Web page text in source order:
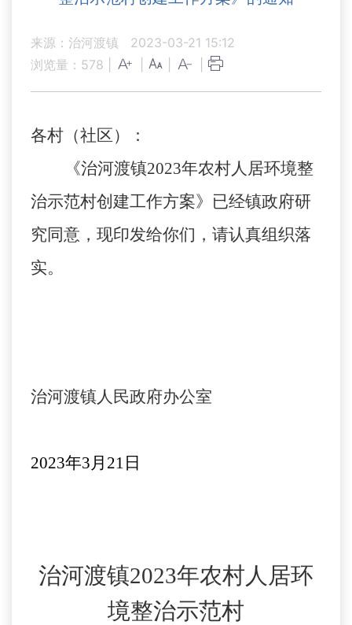
来源：治河渡镇
2023-03-21 15:12
浏览量： 578
各村（社区）：
《治河渡镇2023年农村人居环境整
治示范村创建工作方案》已经镇政府研
究同意，现印发给你们，请认真组织落
实。
治河渡镇人民政府办公室
2023年3月 21 日
治河渡镇2023年农村人居环
境整治示范村